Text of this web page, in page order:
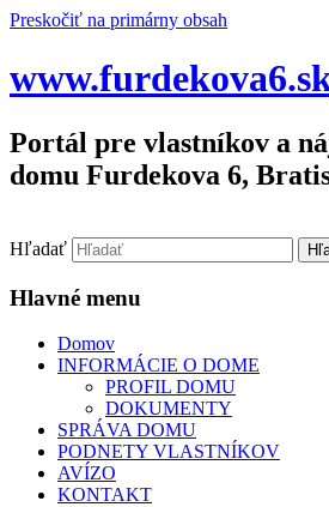
Preskočiť na primárny obsah
Portál pre vlastníkov a
domu Furdekova 6,
Hľadať
Hlavné menu
Domov
INFORMÁCIE O DOME
PROFIL DOMU
DOKUMENTY
SPRÁVA DOMU
PODNETY VLASTNÍKOV
AVÍZO
KONTAKT